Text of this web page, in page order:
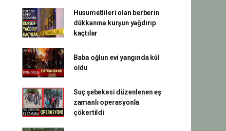
Husumetlileri olan berberin
dükkanına kurşun yağdırıp
kaçtılar
Baba oğlun evi yangında kül
oldu
Suç şebekesi düzenlenen eş
zamanlı operasyonla
çökertildi